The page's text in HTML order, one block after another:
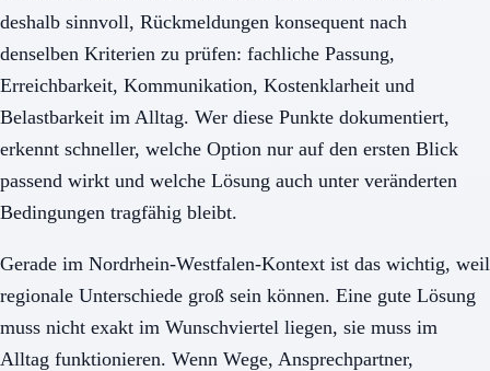
deshalb sinnvoll, Rückmeldungen konsequent nach
denselben Kriterien zu prüfen: fachliche Passung,
Erreichbarkeit, Kommunikation, Kostenklarheit und
Belastbarkeit im Alltag. Wer diese Punkte dokumentiert,
erkennt schneller, welche Option nur auf den ersten Blick
passend wirkt und welche Lösung auch unter veränderten
Bedingungen tragfähig bleibt.
Gerade im Nordrhein-Westfalen-Kontext ist das wichtig, weil
regionale Unterschiede groß sein können. Eine gute Lösung
muss nicht exakt im Wunschviertel liegen, sie muss im
Alltag funktionieren. Wenn Wege, Ansprechpartner,